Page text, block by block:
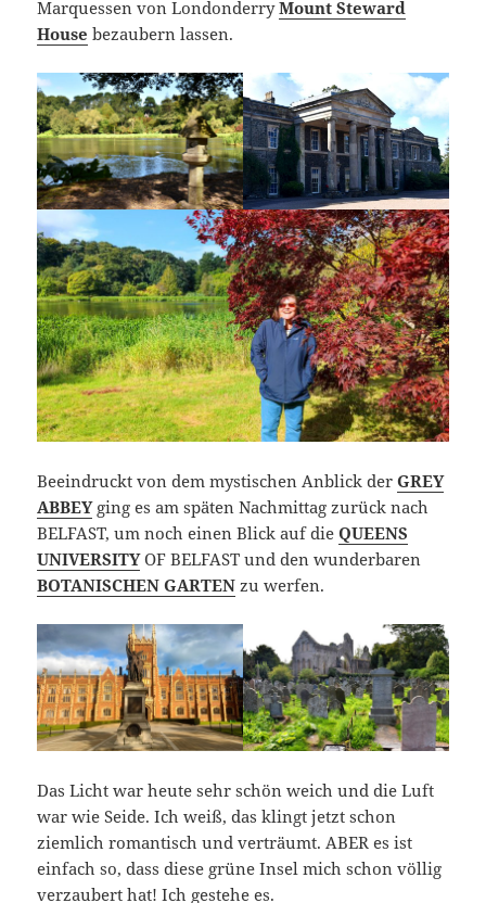
Marquessen von LondonderryMount Steward
House bezaubern lassen.
Beeindruckt von dem mystischen Anblick derGREY
ABBEYging es am späten Nachmittag zurück nach
BELFAST, um noch einen Blick auf dieQUEENS
UNIVERSITY OF BELFAST und den wunderbaren
BOTANISCHEN GARTEN zu werfen.
Das Licht war heute sehr schön weich und die Luft
war wie Seide. Ich weiß, das klingt jetzt schon
ziemlich romantisch und verträumt. ABER es ist
einfach so, dass diese grüne Insel mich schon völlig
verzaubert hat! Ich gestehe es.